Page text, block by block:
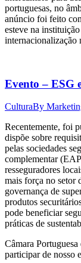
portuguesas, no
anúncio foi feito
esteve na
internacionalização
Evento – ESG
CulturaBy
Recentemente, foi
dispõe sobre
pelas sociedades
complementar
resseguradores
mais força no setor
governança de
produtos
pode beneficiar
práticas de
Câmara
participar de nosso